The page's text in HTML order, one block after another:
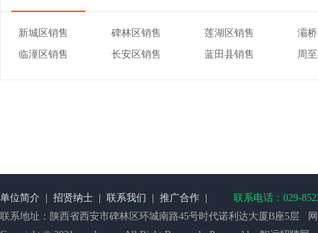
新城区销售 碑林区销售 莲湖区销售
灞
临潼区销售
长安区销售 蓝田县销售 周
单位简介 招贤纳士 联系我们 推广合作
联系电话：029-
联系地址：陕西省西安市碑林区环城南路45号时代诺利达大厦B座5层 网